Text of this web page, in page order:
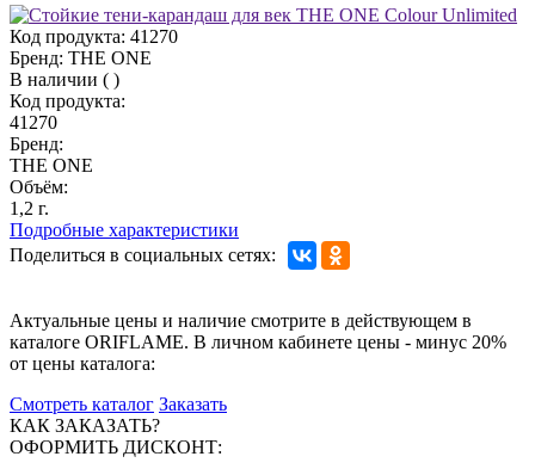
Код продукта: 41270
Бренд: THE ONE
В наличии ( )
Код продукта:
41270
Бренд:
THE ONE
Объём:
1,2 г.
Подробные характеристики
Поделиться в социальных сетях:
Актуальные цены и наличие смотрите в действующем в
каталоге ORIFLAME. В личном кабинете цены - минус 20%
от цены каталога:
Смотреть каталог Заказать
КАК ЗАКАЗАТЬ?
ОФОРМИТЬ ДИСКОНТ: